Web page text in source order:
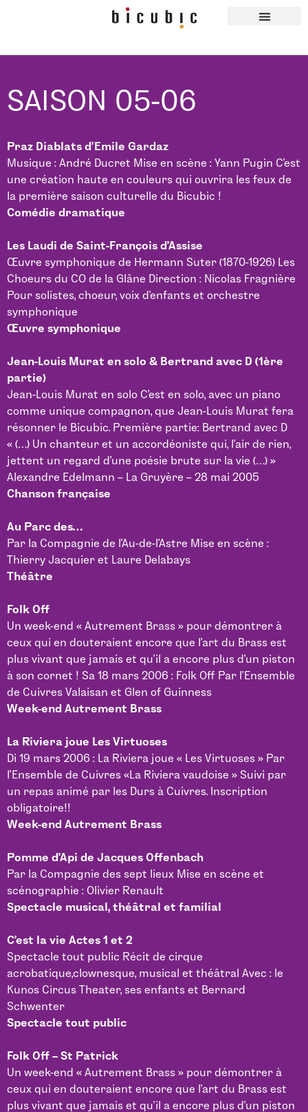
SAISON 05-06
Praz Diablats d’Emile Gardaz
Musique : André Ducret Mise en scène : Yann Pugin C’est
une création haute en couleurs qui ouvrira les feux de
la première saison culturelle du Bicubic !
Comédie dramatique
Les Laudi de Saint-François d’Assise
Œuvre symphonique de Hermann Suter (1870-1926) Les
Choeurs du CO de la Glâne Direction : Nicolas Fragnière
Pour solistes, choeur, voix d’enfants et orchestre
symphonique
Œuvre symphonique
Jean-Louis Murat en solo & Bertrand avec D (1ère
partie)
Jean-Louis Murat en solo C’est en solo, avec un piano
comme unique compagnon, que Jean-Louis Murat fera
résonner le Bicubic. Première partie: Bertrand avec D
« (…) Un chanteur et un accordéoniste qui, l’air de rien,
jettent un regard d’une poésie brute sur la vie (…) »
Alexandre Edelmann – La Gruyère – 28 mai 2005
Chanson française
Au Parc des…
Par la Compagnie de l’Au-de-l’Astre Mise en scène :
Thierry Jacquier et Laure Delabays
Théâtre
Folk Off
Un week-end « Autrement Brass » pour démontrer à
ceux qui en douteraient encore que l’art du Brass est
plus vivant que jamais et qu’il a encore plus d’un piston
à son cornet ! Sa 18 mars 2006 : Folk Off Par l’Ensemble
de Cuivres Valaisan et Glen of Guinness
Week-end Autrement Brass
La Riviera joue Les Virtuoses
Di 19 mars 2006 : La Riviera joue « Les Virtuoses » Par
l’Ensemble de Cuivres «La Riviera vaudoise » Suivi par
un repas animé par les Durs à Cuivres. Inscription
obligatoire!!
Week-end Autrement Brass
Pomme d’Api de Jacques Offenbach
Par la Compagnie des sept lieux Mise en scène et
scénographie : Olivier Renault
Spectacle musical, théâtral et familial
C’est la vie Actes 1 et 2
Spectacle tout public Récit de cirque
acrobatique,clownesque, musical et théâtral Avec : le
Kunos Circus Theater, ses enfants et Bernard
Schwenter
Spectacle tout public
Folk Off – St Patrick
Un week-end « Autrement Brass » pour démontrer à
ceux qui en douteraient encore que l’art du Brass est
plus vivant que jamais et qu’il a encore plus d’un piston